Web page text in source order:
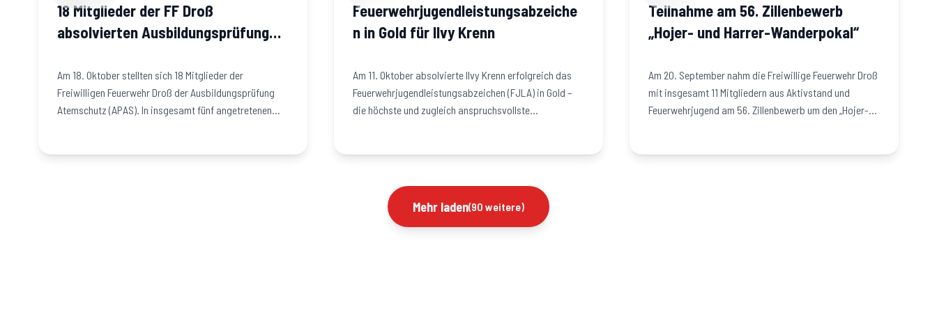
18 Mitglieder der FF Droß
absolvierten Ausbildungsprüfung
Am 18. Oktober stellten sich 18 Mitglieder der
Freiwilligen Feuerwehr Droß der Ausbildungsprüfung
Atemschutz (APAS). In insgesamt fünf angetretenen
Feuerwehrjugendleistungsabzeiche
n in Gold für Ilvy Krenn
Am 11. Oktober absolvierte Ilvy Krenn erfolgreich das
Feuerwehrjugendleistungsabzeichen (FJLA) in Gold –
die höchste und zugleich anspruchsvollste
Teilnahme am 56. Zillenbewerb
„Hojer- und Harrer-Wanderpokal“
Am 20. September nahm die Freiwillige Feuerwehr Droß
mit insgesamt 11 Mitgliedern aus Aktivstand und
Feuerwehrjugend am 56. Zillenbewerb um den „Hojer-
Mehr laden(90 weitere)